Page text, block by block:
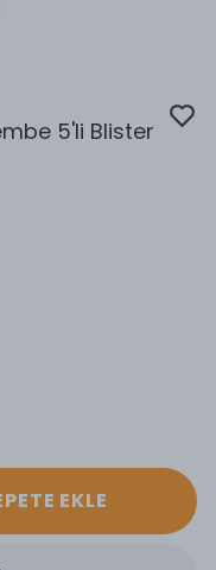
5'li Blister
EKLE